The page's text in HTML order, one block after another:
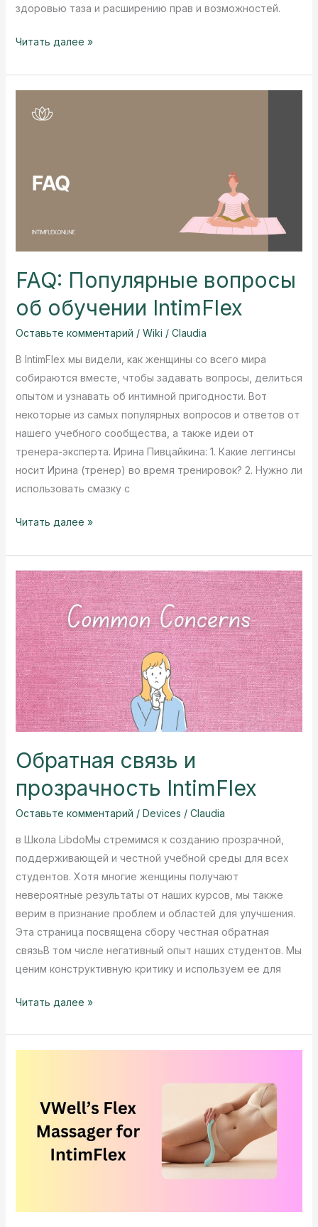
здоровью таза и расширению прав и возможностей.
Йони-
путь
активации
Читать далее »
FAQ: Популярные вопросы
об обучении IntimFlex
Оставьте комментарий / Wiki / Claudia
В IntimFlex мы видели, как женщины со всего мира
собираются вместе, чтобы задавать вопросы, делиться
опытом и узнавать об интимной пригодности. Вот
некоторые из самых популярных вопросов и ответов от
нашего учебного сообщества, а также идеи от
тренера-эксперта. Ирина Пивцайкина: 1. Какие леггинсы
носит Ирина (тренер) во время тренировок? 2. Нужно ли
использовать смазку с
FAQ:
вопросы
об
обучении
IntimFlex
Читать далее »
Обратная связь и
прозрачность IntimFlex
Оставьте комментарий / Devices / Claudia
в Школа LibdoМы стремимся к созданию прозрачной,
поддерживающей и честной учебной среды для всех
студентов. Хотя многие женщины получают
невероятные результаты от наших курсов, мы также
верим в признание проблем и областей для улучшения.
Эта страница посвящена сбору честная обратная
связьВ том числе негативный опыт наших студентов. Мы
ценим конструктивную критику и используем ее для
Обратная
и
Читать далее »